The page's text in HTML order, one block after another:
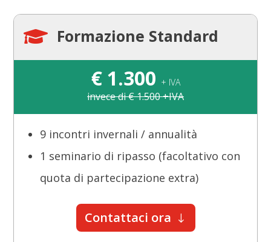
 Formazione Standard
€1.300 + IVA
invece di € 1.500 +IVA
9 incontri invernali / annualità
1 seminario di ripasso (facoltativo con
quota di partecipazione extra)
Contattaci ora